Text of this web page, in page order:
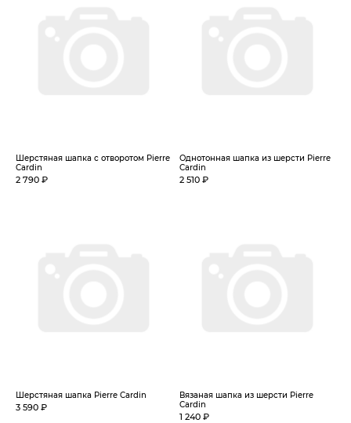
Шерстяная шапка с отворотом Pierre
Cardin
2 790 ₽
Однотонная шапка из шерсти Pierre
Cardin
2 510 ₽
Шерстяная шапка Pierre Cardin
3 590 ₽
Вязаная шапка из шерсти Pierre
Cardin
1 240 ₽